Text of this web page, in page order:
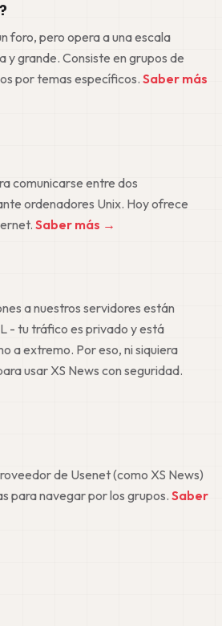
foro, pero opera a una escala
y grande. Consiste en grupos de
por temas específicos. Saber más
comunicarse entre dos
ordenadores Unix. Hoy ofrece
Saber más →
a nuestros servidores están
- tu tráfico es privado y está
a extremo. Por eso, ni siquiera
usar XS News con seguridad.
de Usenet (como XS News)
para navegar por los grupos. Saber